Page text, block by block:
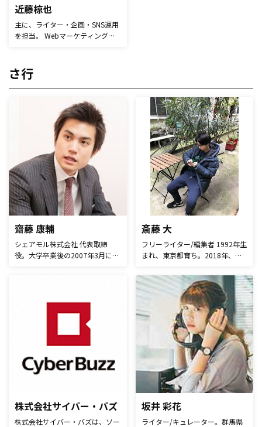
近藤椋也
主に、ライター・企画・SNS運用
を担当。 Webマーケティングの
いきます。
さ行
齋藤 康輔
シェアモル株式会社 代表取締
役。大学卒業後の2007年3月に上
後、2019年1月に東証プライム上
場企業の株式会社じげんに株式譲
渡。2019年9月ソーシャルコマー
スサービス「シェアモル」を運営
するシェアモル株式会社を設立。
2022年12月、シェアモル店舗か
らのご要望をうけて、SEOに強い
AIライティングツール
をリリース。
斎藤 大
フリーライター/編集者 1992年生
まれ、東京都育ち。2018年、フ
愛、スポーツ、転職など、幅広く
執筆を行う。 3年以上のライター
実績から、読む人の心に響く文章
をお届けします。
株式会社サイバー・バズ
株式会社サイバー・バズは、ソー
坂井 彩花
ライター/キュレーター。群馬県